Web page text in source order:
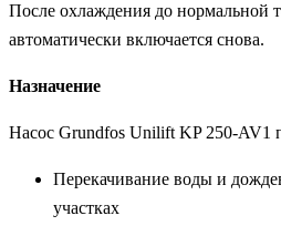
После охлаждения до нормальной
автоматически включается снова.
Назначение
Насос Grundfos Unilift KP 250-AV1
Перекачивание воды и
участках